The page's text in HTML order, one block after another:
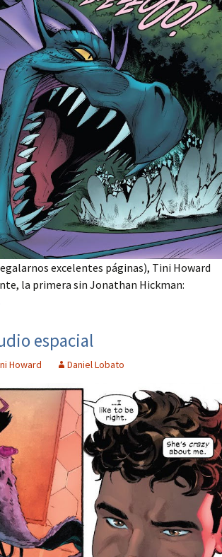
excelentes páginas), Tini Howard
la primera sin Jonathan Hickman:
espacial
Howard Daniel Lobato